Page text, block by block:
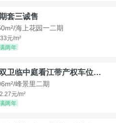
套三诚售
海上花园一二期
元/m²
两年
峰景里套四双卫临中庭看江带产权车位诚售
峰景里二期
元/m²
两年